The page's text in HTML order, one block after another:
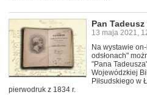
Pan
13 maja 2021,
Na wystawie
odsłonach"
"Pana
Wojewódzkiej
Piłsudskiego w
pierwodruk z 1834 r.